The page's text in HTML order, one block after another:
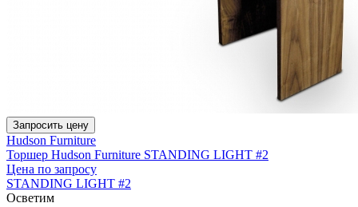
Запросить цену
Hudson Furniture
Торшер Hudson Furniture STANDING LIGHT #2
Цена по запросу
STANDING LIGHT #2
Осветим